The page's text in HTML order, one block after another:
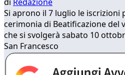
Si aprono il 7 luglio le iscrizioni
cerimonia di Beatificazione del
che si svolgerà sabato 10
San Francesco